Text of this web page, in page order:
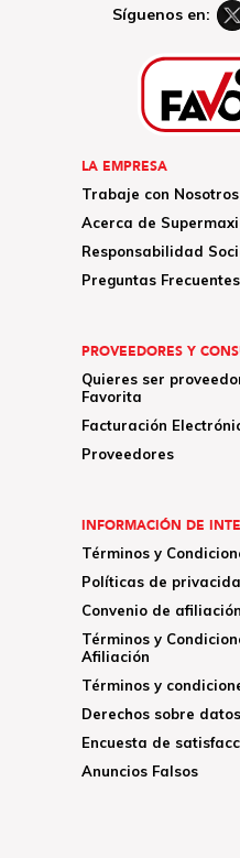
Síguenos en:
LA EMPRESA
Trabaje con Nosotros
Acerca de Supermaxi
Responsabilidad
Preguntas Frecuentes
PROVEEDORES Y
Quieres ser
Favorita
Facturación
Proveedores
INFORMACIÓN DE
Términos y
Políticas de
Convenio de afiliación
Términos y
Afiliación
Términos y
Derechos sobre
Encuesta de
Anuncios Falsos